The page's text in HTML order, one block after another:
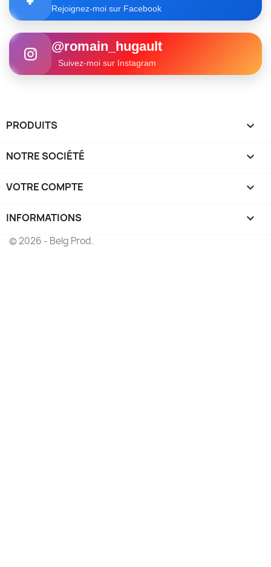
Rejoignez-moi sur Facebook
@romain_hugault
Suivez-moi sur Instagram
PRODUITS 
NOTRE SOCIÉTÉ 
VOTRE COMPTE 
INFORMATIONS keyboard_arrow_down
© 2026 - Belg Prod.